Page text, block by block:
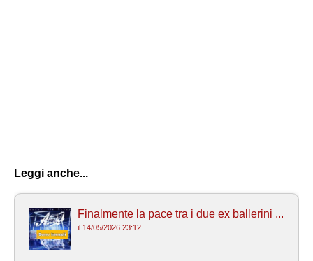
Leggi anche...
Finalmente la pace tra i due ex ballerini ...
il 14/05/2026 23:12